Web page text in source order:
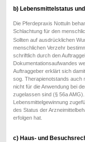
b) Lebensmittelstatus
Die Pferdepraxis Nottuln
Schlachtung für den
Sollten auf ausdrücklichen
menschlichen Verzehr
schriftlich durch den
Dokumentationsaufwandes
Auftraggeber erklärt sich
sog. Therapienotstands auch
nicht für die Anwendung bei
zugelassen sind (§ 56a
Lebensmittelgewinnung
des Status der
erfolgen hat.
c) Haus- und